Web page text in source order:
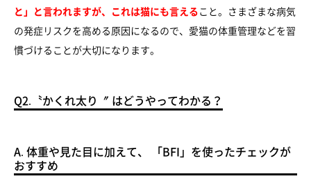
と」と言われますが、これは猫にも言えること。さまざまな病気
の発症リスクを高める原因になるので、愛猫の体重管理などを習
慣づけることが大切になります。
Q2.〝かくれ太り〞 はどうやってわかる？
A. 体重や見た目に加えて、 「BFI」を使ったチェックが
おすすめ